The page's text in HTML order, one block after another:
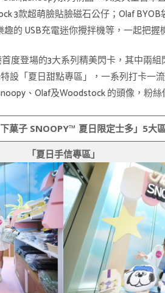
3款超萌臉貼臉磁石公仔；Olaf
的 USB充電迷你攪拌機等，一起把握
度登場的3大系列精美閃卡，其中兩
設「夏日甜點專區」，一系列打卡一
、Olaf及Woodstock 的頭像，粉絲
下菓子 SNOOPY™ 夏日限定士多」5大
「夏日手信專區」